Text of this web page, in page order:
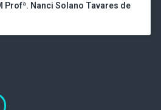
Profª. Nanci Solano Tavares de